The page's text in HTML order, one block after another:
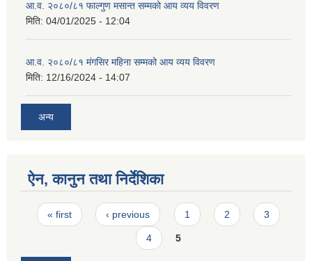
आ.व. २०८०/८१ फाल्गुण मसान्त सम्मको आय व्यय विवरण
मिति: 04/01/2025 - 12:04
आ.व. २०८०/८१ मंगसिर महिना सम्मको आय व्यय विवरण
मिति: 12/16/2024 - 14:07
अन्य
ऐन, कानुन तथा निर्देशिका
Pages
« first ‹ previous 1 2 3
4 5